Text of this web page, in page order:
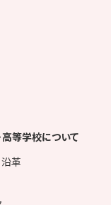
高等学校について
革